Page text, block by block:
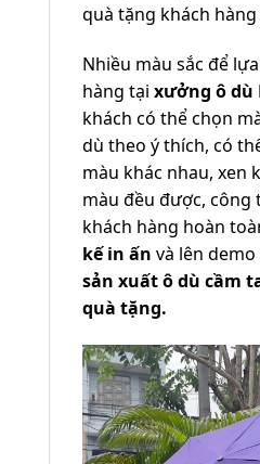
quà tặng khách
Nhiều màu sắc để
hàng tại xưởng ô dù
khách có thể chọn
dù theo ý thích, có
màu khác nhau, xen
màu đều được, công
khách hàng hoàn
kế in ấn và lên
sản xuất ô dù cầm
quà tặng.